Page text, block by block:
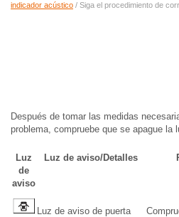
indicador acústico / Siga el procedimiento de
Después de tomar las medidas
problema, compruebe que se apague la
Luz
de
aviso
Luz de aviso/Detalles
Luz de aviso de puerta